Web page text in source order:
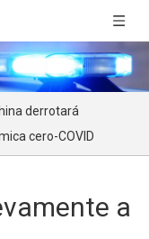
derrotará
cero-COVID
a